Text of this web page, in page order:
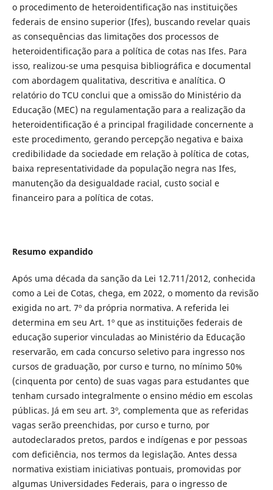
o procedimento de heteroidentificação nas instituições
federais de ensino superior (Ifes), buscando revelar quais
as consequências das limitações dos processos de
heteroidentificação para a política de cotas nas Ifes. Para
isso, realizou-se uma pesquisa bibliográfica e documental
com abordagem qualitativa, descritiva e analítica. O
relatório do TCU conclui que a omissão do Ministério da
Educação (MEC) na regulamentação para a realização da
heteroidentificação é a principal fragilidade concernente a
este procedimento, gerando percepção negativa e baixa
credibilidade da sociedade em relação à política de cotas,
baixa representatividade da população negra nas Ifes,
manutenção da desigualdade racial, custo social e
financeiro para a política de cotas.
Resumo expandido
Após uma década da sanção da Lei 12.711/2012, conhecida
como a Lei de Cotas, chega, em 2022, o momento da revisão
exigida no art. 7º da própria normativa. A referida lei
determina em seu Art. 1º que as instituições federais de
educação superior vinculadas ao Ministério da Educação
reservarão, em cada concurso seletivo para ingresso nos
cursos de graduação, por curso e turno, no mínimo 50%
(cinquenta por cento) de suas vagas para estudantes que
tenham cursado integralmente o ensino médio em escolas
públicas. Já em seu art. 3º, complementa que as referidas
vagas serão preenchidas, por curso e turno, por
autodeclarados pretos, pardos e indígenas e por pessoas
com deficiência, nos termos da legislação. Antes dessa
normativa existiam iniciativas pontuais, promovidas por
algumas Universidades Federais, para o ingresso de